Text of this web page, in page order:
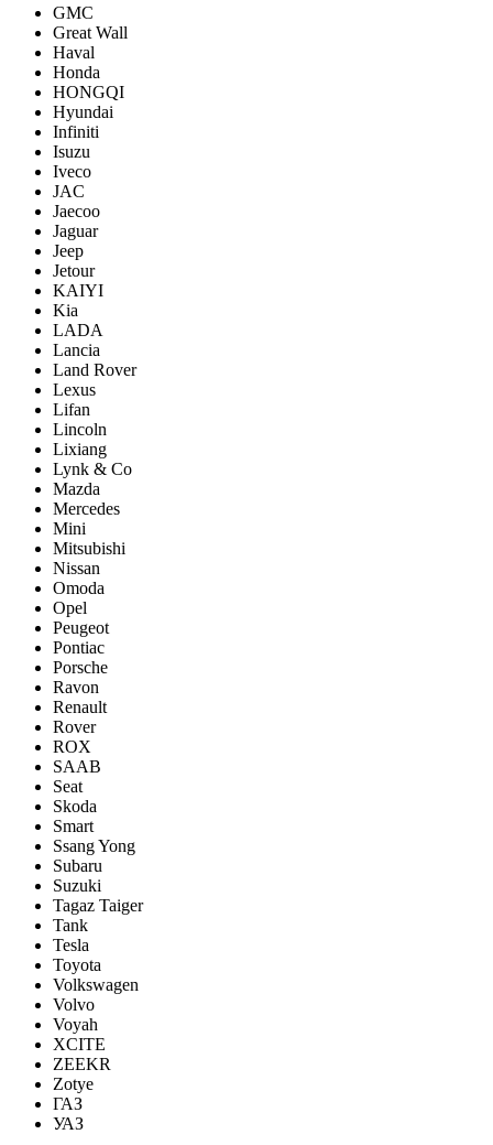
GMC
Great Wall
Haval
Honda
HONGQI
Hyundai
Infiniti
Isuzu
Iveco
JAC
Jaecoo
Jaguar
Jeep
Jetour
KAIYI
Kia
LADA
Lancia
Land Rover
Lexus
Lifan
Lincoln
Lixiang
Lynk & Co
Mazda
Mercedes
Mini
Mitsubishi
Nissan
Omoda
Opel
Peugeot
Pontiac
Porsсhe
Ravon
Renault
Rover
ROX
SAAB
Seat
Skoda
Smart
Ssang Yong
Subaru
Suzuki
Tagaz Taiger
Tank
Tesla
Toyota
Volkswagen
Volvo
Voyah
XCITE
ZEEKR
Zotye
ГАЗ
УАЗ